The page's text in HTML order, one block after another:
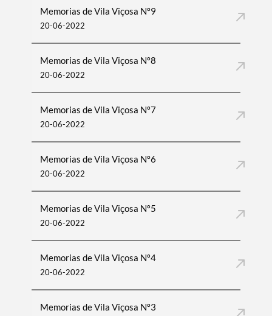
Memorias de Vila Viçosa Nº9
20-06-2022
Memorias de Vila Viçosa Nº8
20-06-2022
Memorias de Vila Viçosa Nº7
20-06-2022
Memorias de Vila Viçosa Nº6
20-06-2022
Memorias de Vila Viçosa Nº5
20-06-2022
Memorias de Vila Viçosa Nº4
20-06-2022
Memorias de Vila Viçosa Nº3